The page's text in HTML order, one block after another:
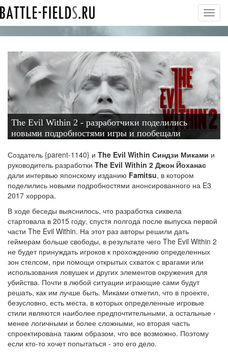
The Evil Within 2 - разработчики поделились
новыми подробностями игры и пообещали
Создатель {parent-1140} и The Evil Within Синдзи Миками и
руководитель разработки The Evil Within 2 Джон Йоханас
дали интервью японскому изданию Famitsu, в котором
поделились новыми подробностями анонсированного на E3
2017 хоррора.
В ходе беседы выяснилось, что разработка сиквела
стартовала в 2015 году, спустя полгода после выпуска первой
части The Evil Within. На этот раз авторы решили дать
геймерам больше свободы, в результате чего The Evil Within 2
не будет принуждать игроков к прохождению определенных
зон стелсом, при помощи открытых схваток с врагами или
использования ловушек и других элементов окружения для
убийства. Почти в любой ситуации играющие сами будут
решать, как им лучше быть. Миками отметил, что в проекте,
безусловно, есть места, в которых определенные игровые
стили являются наиболее предпочтительными, а остальные -
менее логичными и более сложными, но вторая часть
спроектирована таким образом, что все возможно. Поэтому
если кто-то хочет попытаться - это его дело.